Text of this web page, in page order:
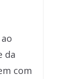
da
com